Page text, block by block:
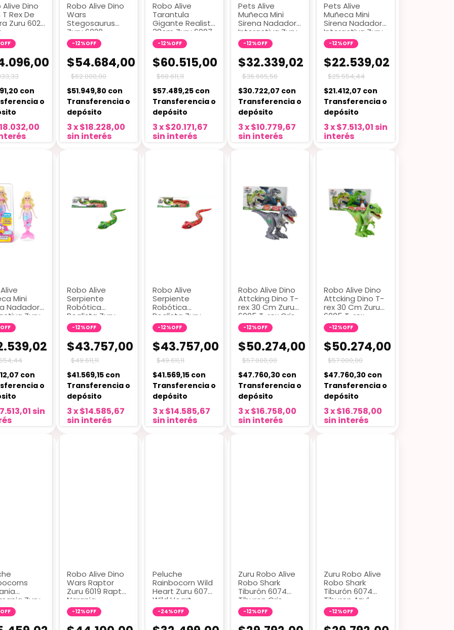
Alive Dino
Rex De
Zuru 6021
OFF
con
o
Robo Alive Dino
Wars
Stegosaurus
Zuru 6020
Estegosaurio
-12%OFF
$54.684,00
$62.000,00
$51.949,80 con
Transferencia o
depósito
3x$18.228,00
sin interés
Robo Alive
Tarantula
Gigante Realista
38cm Zuru 6007
-12%OFF
$60.515,00
$68.611,11
$57.489,25 con
Transferencia o
depósito
3x$20.171,67
sin interés
Pets Alive
Muñeca Mini
Sirena Nadadora
Interactiva Zuru
6084 Rosa
-12%OFF
$32.339,02
$36.665,56
$30.722,07 con
Transferencia o
depósito
3x$10.779,67
sin interés
Pets Alive
Muñeca Mini
Sirena Nadadora
Interactiva Zuru
6084 Celeste
-12%OFF
$22.539,02
$25.554,44
$21.412,07 con
Transferencia o
depósito
3x$7.513,01 sin
interés
Mini
Nadadora
Zuru
OFF
con
o
sin
Robo Alive
Serpiente
Robótica
Realista Zuru
6003 Serpiente
Verde
-12%OFF
$43.757,00
$49.611,11
$41.569,15 con
Transferencia o
depósito
3x$14.585,67
sin interés
Robo Alive
Serpiente
Robótica
Realista Zuru
6003 Serpiente
Rojo
-12%OFF
$43.757,00
$49.611,11
$41.569,15 con
Transferencia o
depósito
3x$14.585,67
sin interés
Robo Alive Dino
Attcking Dino T-
rex 30 Cm Zuru
6005 T-rex Gris
-12%OFF
$50.274,00
$57.000,00
$47.760,30 con
Transferencia o
depósito
3x$16.758,00
sin interés
Robo Alive Dino
Attcking Dino T-
rex 30 Cm Zuru
6005 T-rex
Verde
-12%OFF
$50.274,00
$57.000,00
$47.760,30 con
Transferencia o
depósito
3x$16.758,00
sin interés
Zuru
Mania
OFF
Robo Alive Dino
Wars Raptor
Zuru 6019 Raptor
Naranja
-12%OFF
Peluche
Rainbocorn Wild
Heart Zuru 6075
Wild Heart
-24%OFF
Zuru Robo Alive
Robo Shark
Tiburón 6074
Tiburon Gris
Oscuro
-12%OFF
Zuru Robo Alive
Robo Shark
Tiburón 6074
Tiburon Azul
-12%OFF